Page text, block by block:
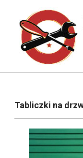
content
Navigation
Tabliczki na